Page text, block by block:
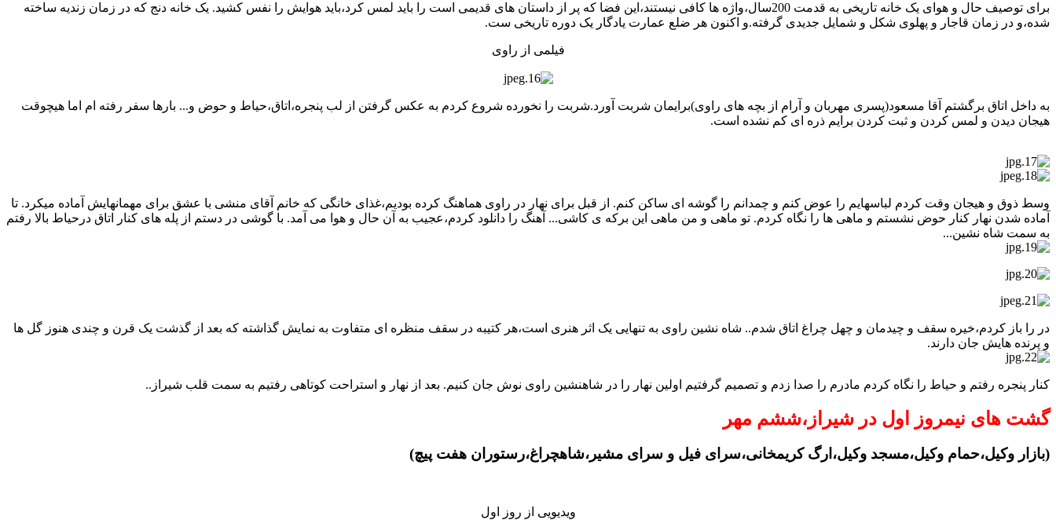
برای توصیف حال و هوای یک خانه تاریخی به قدمت 200سال،واژه ها کافی نیستند،این فضا که پر از داستان های قدیمی است را باید لمس کرد،باید هوایش را نفس کشید. یک خانه دنج که در زمان زندیه ساخته
شده،و در زمان قاجار و پهلوی شکل و شمایل جدیدی گرفته.و اکنون هر ضلع عمارت یادگار یک دوره تاریخی ست.
فیلمی از راوی
به داخل اتاق برگشتم آقا مسعود(پسری مهربان و آرام از بچه های راوی)برایمان شربت آورد.شربت را نخورده شروع کردم به عکس گرفتن از لب پنجره،اتاق،حیاط و حوض و... بارها سفر رفته ام اما هیچوقت
هیجان دیدن و لمس کردن و ثبت کردن برایم ذره ای کم نشده است.
وسط ذوق و هیجان وقت کردم لباسهایم را عوض کنم و چمدانم را گوشه ای ساکن کنم. از قبل برای نهار در راوی هماهنگ کرده بودیم،غذای خانگی که خانم آقای منشی با عشق برای مهمانهایش آماده میکرد. تا
آماده شدن نهار کنار حوض نشستم و ماهی ها را نگاه کردم. تو ماهی و من ماهی این برکه ی کاشی... آهنگ را دانلود کردم،عجیب به آن حال و هوا می آمد. با گوشی در دستم از پله های کنار اتاق درحیاط بالا رفتم
به سمت شاه نشین...
در را باز کردم،خیره سقف و چیدمان و چهل چراغ اتاق شدم.. شاه نشین راوی به تنهایی یک اثر هنری است،هر کتیبه در سقف منظره ای متفاوت به نمایش گذاشته که بعد از گذشت یک قرن و چندی هنوز گل ها
و پرنده هایش جان دارند.
کنار پنجره رفتم و حیاط را نگاه کردم مادرم را صدا زدم و تصمیم گرفتیم اولین نهار را در شاهنشین راوی نوش جان کنیم. بعد از نهار و استراحت کوتاهی رفتیم به سمت قلب شیراز..
گشت های نیمروز اول در شیراز،ششم مهر
(بازار وکیل،حمام وکیل،مسجد وکیل،ارگ کریمخانی،سرای فیل و سرای مشیر،شاهچراغ،رستوران هفت پیچ)
ویدیویی از روز اول